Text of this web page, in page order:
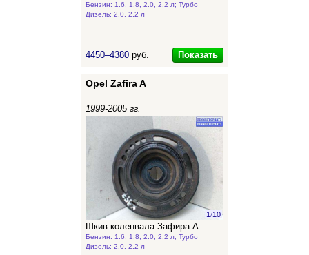
Бензин: 1.6, 1.8, 2.0, 2.2 л; Турбо
Дизель: 2.0, 2.2 л
4450–4380 руб. Показать
Opel Zafira A
1999-2005 гг.
1/10
Шкив коленвала Зафира А
Бензин: 1.6, 1.8, 2.0, 2.2 л; Турбо
Дизель: 2.0, 2.2 л